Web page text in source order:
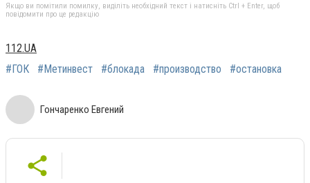
Якщо ви помітили помилку, виділіть необхідний текст і натисніть Ctrl + Enter, щоб
повідомити про це редакцію
112.UA
#ГОК
#Метинвест #блокада #производство #остановка
Гончаренко Евгений